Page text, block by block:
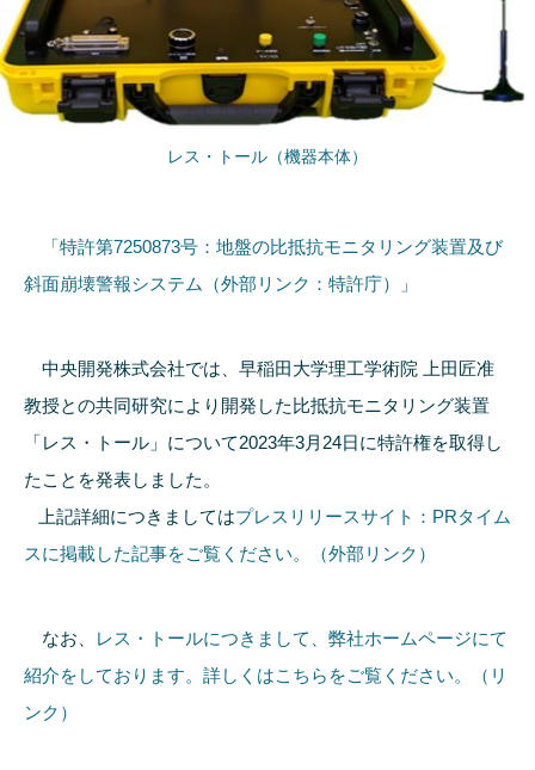
レス・トール（機器本体）
「特許第7250873号：地盤の比抵抗モニタリング装置及び
斜面崩壊警報システム（外部リンク：特許庁）」
中央開発株式会社では、早稲田大学理工学術院 上田匠准
教授との共同研究により開発した比抵抗モニタリング装置
「レス・トール」について2023年3月24日に特許権を取得し
たことを発表しました。
上記詳細につきましてはプレスリリースサイト：PRタイム
スに掲載した記事をご覧ください。（外部リンク）
なお、
レス・トールにつきまして、弊社ホームページにて
紹介をしております。詳しくはこちらをご覧ください。（リ
ンク）